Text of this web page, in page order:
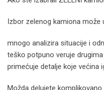
Izbor zelenog kamiona može
mnogo analizira situacije i
teško potpuno veruje drugima
primećuje detalje koje većina
Možda delujete